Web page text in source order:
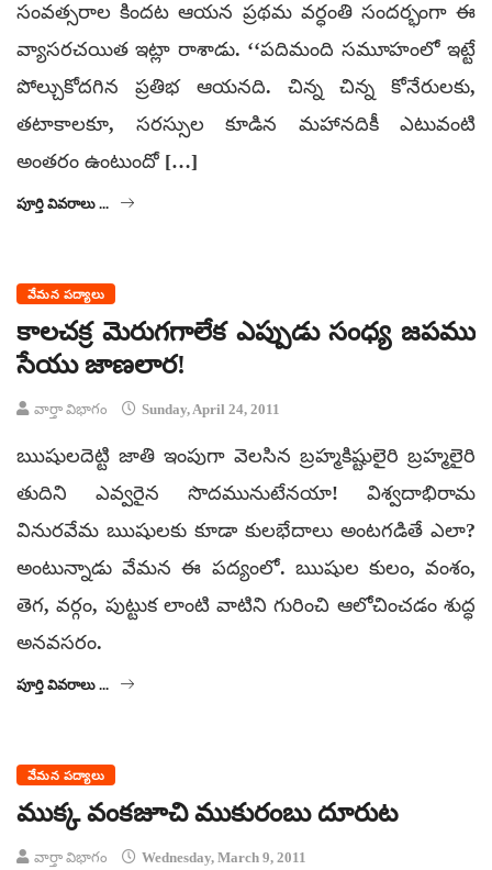
సంవత్సరాల కిందట ఆయన ప్రథమ వర్ధంతి సందర్భంగా ఈ
వ్యాసరచయిత ఇట్లా రాశాడు. ‘‘పదిమంది సమూహంలో ఇట్టే
పోల్చుకోదగిన ప్రతిభ ఆయనది. చిన్న చిన్న కోనేరులకు,
తటాకాలకూ, సరస్సుల కూడిన మహానదికీ ఎటువంటి
అంతరం ఉంటుందో […]
పూర్తి వివరాలు ...
వేమన పద్యాలు
కాలచక్ర మెరుగగాలేక ఎప్పుడు సంధ్య జపము
సేయు జాణలార!
వార్తా విభాగం Sunday, April 24, 2011
ఋషులదెట్టి జాతి ఇంపుగా వెలసిన బ్రహ్మకిష్టులైరి బ్రహ్మలైరి
తుదిని ఎవ్వరైన సొదమునుటేనయా! విశ్వదాభిరామ
వినురవేమ ఋషులకు కూడా కులభేదాలు అంటగడితే ఎలా?
అంటున్నాడు వేమన ఈ పద్యంలో. ఋషుల కులం, వంశం,
తెగ, వర్గం, పుట్టుక లాంటి వాటిని గురించి ఆలోచించడం శుద్ధ
అనవసరం.
పూర్తి వివరాలు ...
వేమన పద్యాలు
ముక్క వంకజూచి ముకురంబు దూరుట
వార్తా విభాగం Wednesday, March 9, 2011